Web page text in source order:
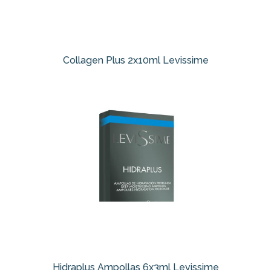
Collagen Plus 2x10ml Levissime
Hidraplus Ampollas 6x3ml Levissime